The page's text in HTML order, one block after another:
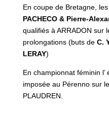
En coupe de Bretagne,
PACHECO & Pierre-
qualifiés à ARRADON sur
prolongations (buts de C.
LERAY)
En championnat féminin l’
imposée au Pérenno sur
PLAUDREN.